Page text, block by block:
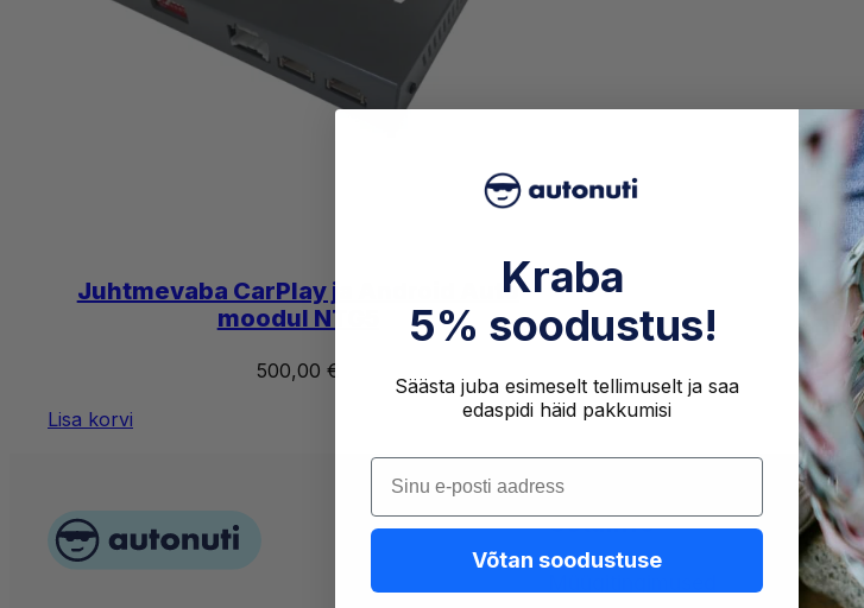
Juhtmevaba CarPlay ja Android Auto
moodul NTG5
500,00 €
Lisa korvi
Ostuinfo
Kraba
5% soodustus!
Säästa juba esimeselt tellimuselt ja saa
edaspidi häid pakkumisi
Sisesta oma e-post
Võtan soodustuse